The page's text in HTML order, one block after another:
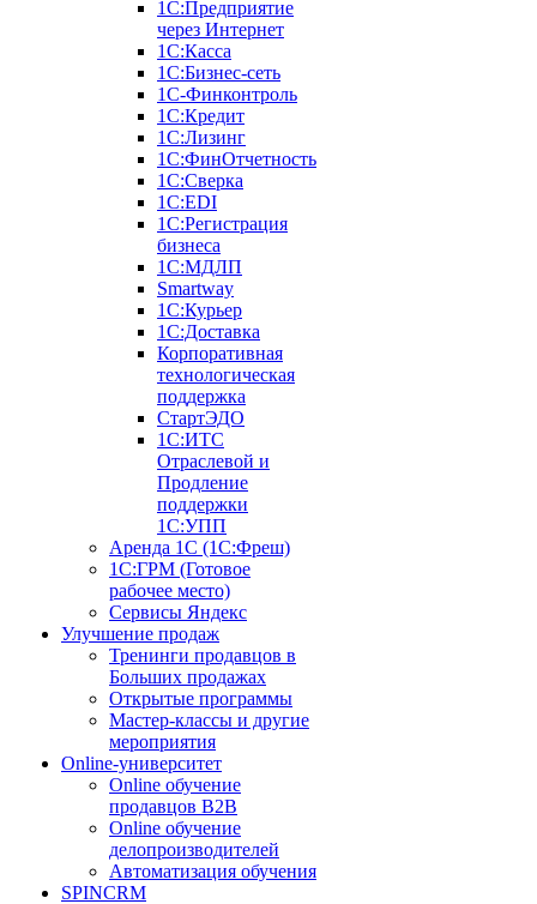
1С:Предприятие
через Интернет
1С:Касса
1С:Бизнес-сеть
1С-Финконтроль
1С:Кредит
1С:Лизинг
1С:ФинОтчетность
1С:Сверка
1С:EDI
1С:Регистрация
бизнеса
1С:МДЛП
Smartway
1С:Курьер
1С:Доставка
Корпоративная
технологическая
поддержка
СтартЭДО
1С:ИТС
Отраслевой и
Продление
поддержки
1С:УПП
Аренда 1С (1С:Фреш)
1С:ГРМ (Готовое
рабочее место)
Сервисы Яндекс
Улучшение продаж
Тренинги продавцов в
Больших продажах
Открытые программы
Мастер-классы и другие
мероприятия
Online-университет
Online обучение
продавцов B2B
Online обучение
делопроизводителей
Автоматизация обучения
SPINCRM